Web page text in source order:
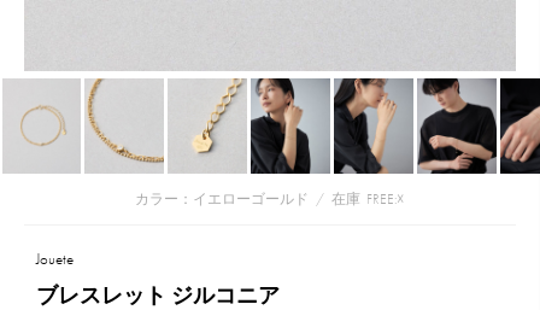
カラー：イエローゴールド / 在庫 FREE:☓
Jouete
ブレスレット ジルコニア